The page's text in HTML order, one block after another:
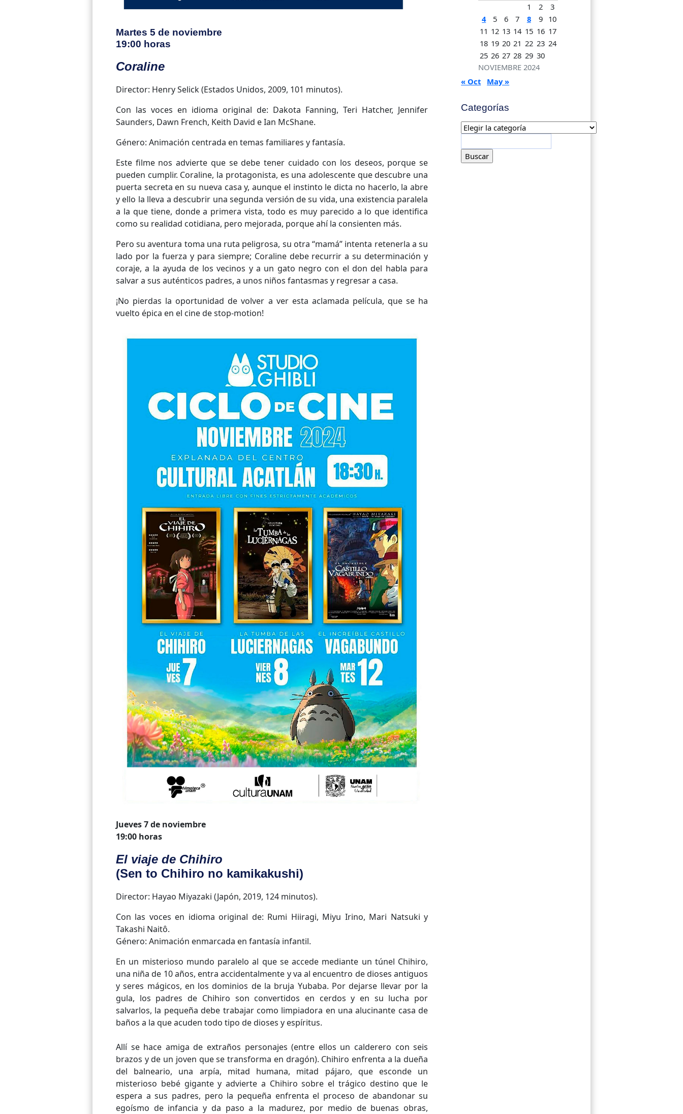
Martes 5 de noviembre
19:00 horas
Coraline
Director: Henry Selick (Estados Unidos, 2009, 101 minutos).
Con las voces en idioma original de: Dakota Fanning, Teri Hatcher, Jennifer
Saunders, Dawn French, Keith David e Ian McShane.
Género: Animación centrada en temas familiares y fantasía.
Este filme nos advierte que se debe tener cuidado con los deseos, porque se
pueden cumplir. Coraline, la protagonista, es una adolescente que descubre una
puerta secreta en su nueva casa y, aunque el instinto le dicta no hacerlo, la abre
y ello la lleva a descubrir una segunda versión de su vida, una existencia paralela
a la que tiene, donde a primera vista, todo es muy parecido a lo que identifica
como su realidad cotidiana, pero mejorada, porque ahí la consienten más.
Pero su aventura toma una ruta peligrosa, su otra “mamá” intenta retenerla a su
lado por la fuerza y para siempre; Coraline debe recurrir a su determinación y
coraje, a la ayuda de los vecinos y a un gato negro con el don del habla para
salvar a sus auténticos padres, a unos niños fantasmas y regresar a casa.
¡No pierdas la oportunidad de volver a ver esta aclamada película, que se ha
vuelto épica en el cine de stop-motion!
Jueves 7 de noviembre
19:00 horas
El viaje de Chihiro
(Sen to Chihiro no kamikakushi)
Director: Hayao Miyazaki (Japón, 2019, 124 minutos).
Con las voces en idioma original de: Rumi Hiiragi, Miyu Irino, Mari Natsuki y
Takashi Naitô.
Género: Animación enmarcada en fantasía infantil.
En un misterioso mundo paralelo al que se accede mediante un túnel Chihiro,
una niña de 10 años, entra accidentalmente y va al encuentro de dioses antiguos
y seres mágicos, en los dominios de la bruja Yubaba. Por dejarse llevar por la
gula, los padres de Chihiro son convertidos en cerdos y en su lucha por
salvarlos, la pequeña debe trabajar como limpiadora en una alucinante casa de
baños a la que acuden todo tipo de dioses y espíritus.
Allí se hace amiga de extraños personajes (entre ellos un calderero con seis
brazos y de un joven que se transforma en dragón). Chihiro enfrenta a la dueña
del balneario, una arpía, mitad humana, mitad pájaro, que esconde un
misterioso bebé gigante y advierte a Chihiro sobre el trágico destino que le
espera a sus padres, pero la pequeña enfrenta el proceso de abandonar su
egoísmo de infancia y da paso a la madurez, por medio de buenas obras,
NOVIEMBRE 2024
1
2
3
4
5 6 7 8 9
10
11 12 13 14 15 16 17
18 19 20 21 22 23 24
25 26 27 28 29 30
« Oct May »
Categorías
Categorías